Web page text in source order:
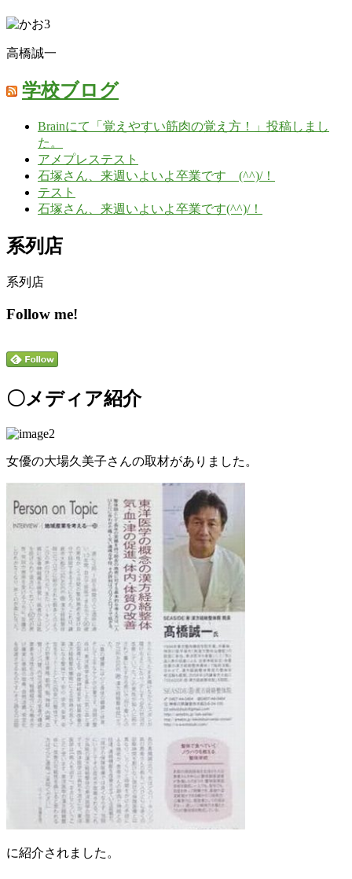
高橋誠一
学校ブログ
Brainにて「覚えやすい筋肉の覚え方！」投稿しまし
た。
アメプレステスト
石塚さん、来週いよいよ卒業です (^^)/！
テスト
石塚さん、来週いよいよ卒業です(^^)/！
系列店
系列店
Follow me!
〇メディア紹介
女優の大場久美子さんの取材がありました。
に紹介されました。